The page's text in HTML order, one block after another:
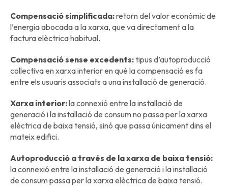
Compensació simplificada:retorn del valor econòmic de
l’energia abocada a la xarxa, que va directament a la
factura elèctrica habitual.
Compensació sense excedents:tipus d’autoproducció
collectiva en xarxa interior en què la compensació es fa
entre els usuaris associats a una installació de generació.
Xarxa interior:la connexió entre la installació de
generació i la installació de consum no passa per la xarxa
elèctrica de baixa tensió, sinó que passa únicament dins el
mateix edifici.
Autoproducció a través de la xarxa de baixa tensió:
la connexió entre la installació de generació i la installació
de consum passa per la xarxa elèctrica de baixa tensió.